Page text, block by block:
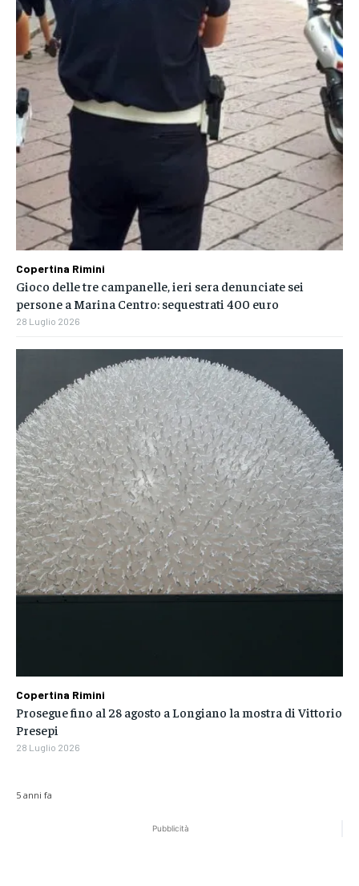
Pubblicità
5 anni fa
Copertina Rimini
Gioco delle tre campanelle, ieri sera denunciate sei
persone a Marina Centro: sequestrati 400 euro
28 Luglio 2026
Copertina Rimini
Prosegue fino al 28 agosto a Longiano la mostra di Vittorio
Presepi
28 Luglio 2026